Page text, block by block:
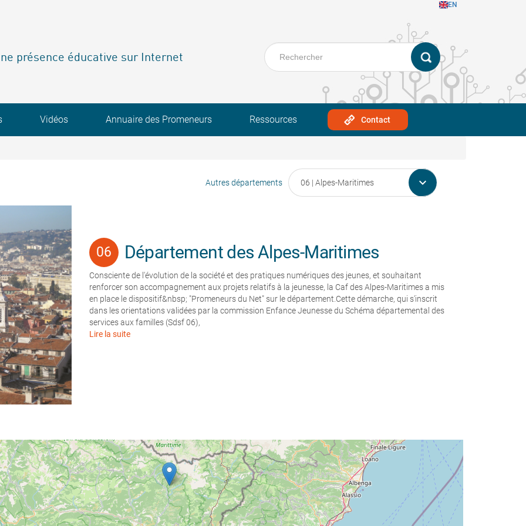
EN
présence éducative sur Internet
Vidéos Annuaire des Promeneurs Ressources Contact
Autres départements 
Département des Alpes-Maritimes
Consciente de l'évolution de la société et des pratiques numériques des jeunes, et souhaitant
renforcer son accompagnement aux projets relatifs à la jeunesse, la Caf des Alpes-Maritimes a mis
en place le dispositif&nbsp; "Promeneurs du Net" sur le département.Cette démarche, qui s'inscrit
dans les orientations validées par la commission Enfance Jeunesse du Schéma départemental des
services aux familles (Sdsf 06),
Lire la suite